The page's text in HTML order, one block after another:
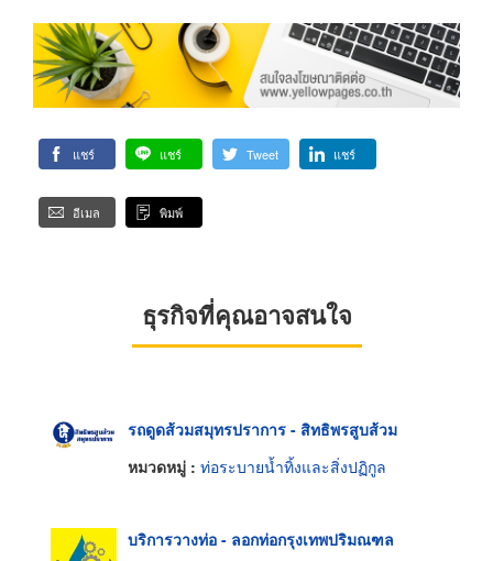
แชร์ แชร์ Tweet แชร์
อีเมล พิมพ์
ธุรกิจที่คุณอาจสนใจ
รถดูดส้วมสมุทรปราการ - สิทธิพรสูบส้วม
หมวดหมู่ : ท่อระบายน้ำทิ้งและสิ่งปฏิกูล
บริการวางท่อ - ลอกท่อกรุงเทพปริมณฑล